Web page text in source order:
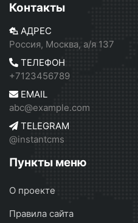
Контакты
АДРЕС
Россия, Москва, а/я 137
ТЕЛЕФОН
+7123456789
EMAIL
abc@example.com
TELEGRAM
@instantcms
Пункты меню
О проекте
Правила сайта